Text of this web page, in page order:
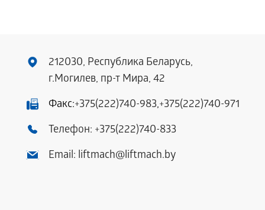
212030, Республика Беларусь,
г.Могилев, пр-т Мира, 42
Факс:+375(222)740-983,+375(222)740-971
Телефон: +375(222)740-833
Email: liftmach@liftmach.by